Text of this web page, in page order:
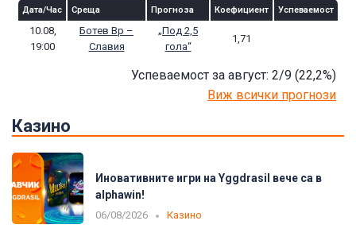
Дата/Час Среща Прогноза Коефициент Успеваемост
10.08,
19:00
Ботев Вр –
Славия
„Под 2,5
гола“
1,71
Успеваемост за август: 2/9 (22,2%)
Виж всички прогнози
Казино
Иновативните игри на Yggdrasil вече са в
alphawin!
06/08/2026 Казино